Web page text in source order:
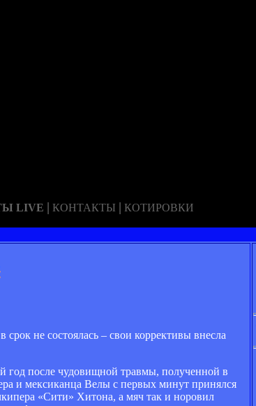
LIVE | КОНТАКТЫ | КОТИРОВКИ
не состоялась – свои коррективы внесла
год после чудовищной травмы, полученной в
и мексиканца Велы с первых минут принялся
«Сити» Хитона, а мяч так и норовил